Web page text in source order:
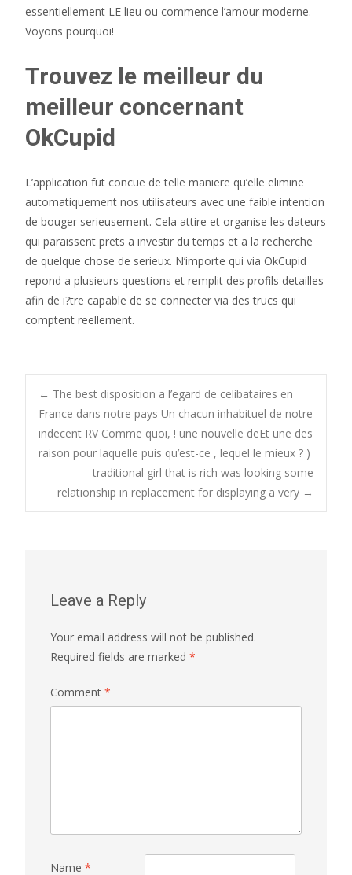
essentiellement LE lieu ou commence l’amour moderne.
Voyons pourquoi!
Trouvez le meilleur du
meilleur concernant
OkCupid
L’application fut concue de telle maniere qu’elle elimine
automatiquement nos utilisateurs avec une faible intention
de bouger serieusement. Cela attire et organise les dateurs
qui paraissent prets a investir du temps et a la recherche
de quelque chose de serieux. N’importe qui via OkCupid
repond a plusieurs questions et remplit des profils detailles
afin de i?tre capable de se connecter via des trucs qui
comptent reellement.
Post
navigation
← The best disposition a l’egard de celibataires en
France dans notre pays Un chacun inhabituel de notre
indecent RV Comme quoi, ! une nouvelle deEt une des
raison pour laquelle puis qu’est-ce , lequel le mieux ? )
traditional girl that is rich was looking some
relationship in replacement for displaying a very →
Leave a Reply
Your email address will not be published.
Required fields are marked *
Comment *
Name *